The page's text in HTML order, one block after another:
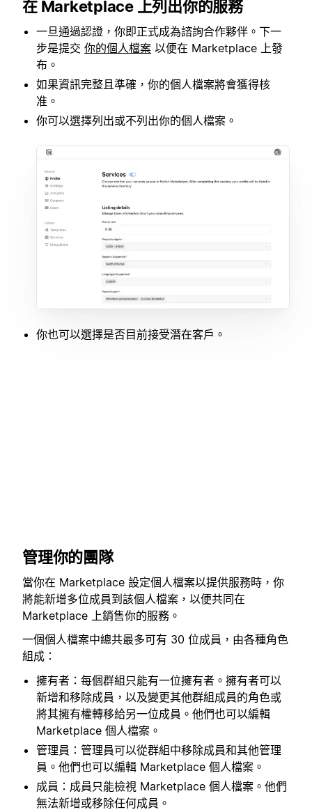
在 Marketplace 上列出你的服務
一旦通過認證，你即正式成為諮詢合作夥伴。下一
步是提交 你的個人檔案 以便在 Marketplace 上發
布。
如果資訊完整且準確，你的個人檔案將會獲得核
准。
你可以選擇列出或不列出你的個人檔案。
你也可以選擇是否目前接受潛在客戶。
管理你的團隊
當你在 Marketplace 設定個人檔案以提供服務時，你
將能新增多位成員到該個人檔案，以便共同在
Marketplace 上銷售你的服務。
一個個人檔案中總共最多可有 30 位成員，由各種角色
組成：
擁有者：每個群組只能有一位擁有者。擁有者可以
新增和移除成員，以及變更其他群組成員的角色或
將其擁有權轉移給另一位成員。他們也可以編輯
Marketplace 個人檔案。
管理員：管理員可以從群組中移除成員和其他管理
員。他們也可以編輯 Marketplace 個人檔案。
成員：成員只能檢視 Marketplace 個人檔案。他們
無法新增或移除任何成員。